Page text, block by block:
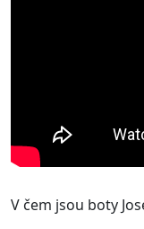
V čem jsou boty